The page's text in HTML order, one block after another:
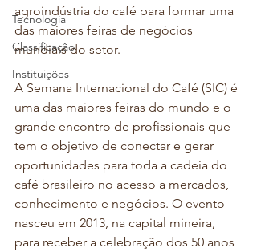
Tecnologia
Classificação
Instituições
agroindústria do café para formar uma
das maiores feiras de negócios
mundiais do setor.
A Semana Internacional do Café (SIC) é
uma das maiores feiras do mundo e o
grande encontro de profissionais que
tem o objetivo de conectar e gerar
oportunidades para toda a cadeia do
café brasileiro no acesso a mercados,
conhecimento e negócios. O evento
nasceu em 2013, na capital mineira,
para receber a celebração dos 50 anos